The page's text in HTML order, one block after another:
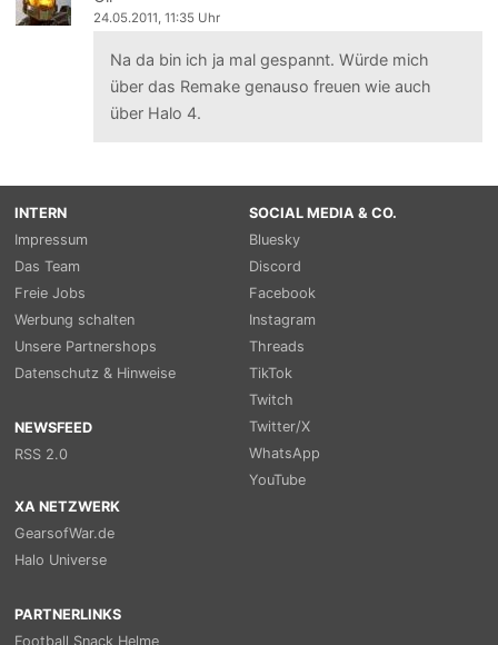
24.05.2011, 11:35 Uhr
Na da bin ich ja mal gespannt. Würde mich
über das Remake genauso freuen wie auch
über Halo 4.
INTERN
Impressum
Das Team
Freie Jobs
Werbung schalten
Unsere Partnershops
Datenschutz & Hinweise
NEWSFEED
RSS 2.0
SOCIAL MEDIA & CO.
Bluesky
Discord
Facebook
Instagram
Threads
TikTok
Twitch
Twitter/X
WhatsApp
YouTube
XA NETZWERK
GearsofWar.de
Halo Universe
PARTNERLINKS
Football Snack Helme